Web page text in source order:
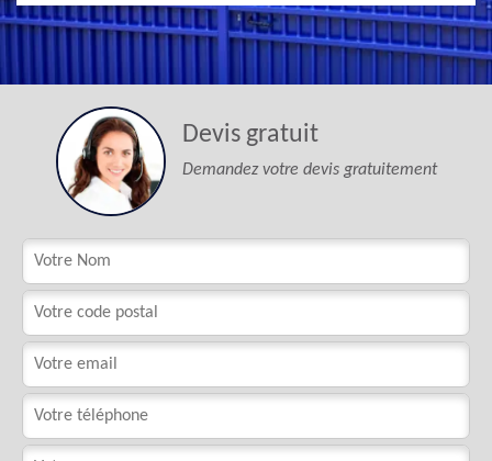
Devis gratuit
Demandez votre devis gratuitement